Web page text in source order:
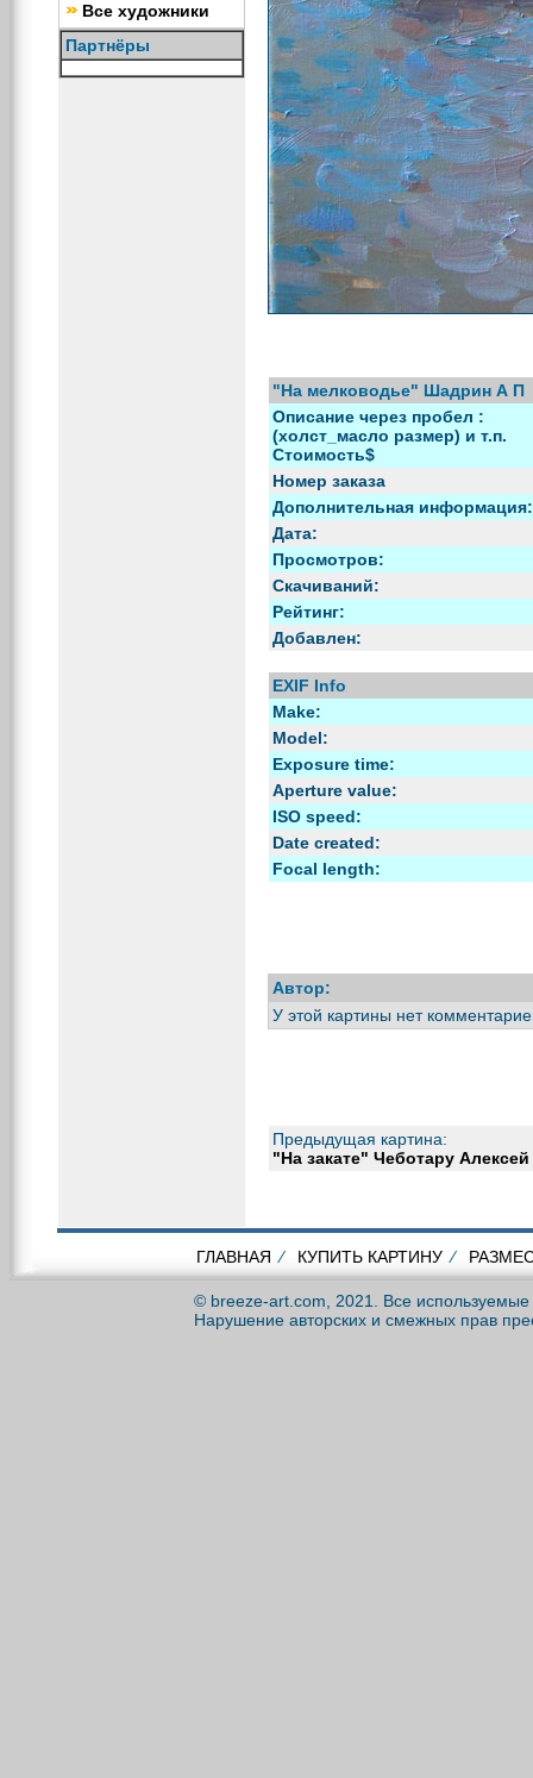
Все художники
Партнёры
"На мелководье" Шадрин А П
Описание через пробел :
(холст_масло размер) и т.п.
Стоимость$
Номер заказа
Дополнительная информация:
Дата:
Просмотров:
Скачиваний:
Рейтинг:
Добавлен:
EXIF Info
Make:
Model:
Exposure time:
Aperture value:
ISO speed:
Date created:
Focal length:
Автор:
У этой картины нет
Предыдущая картина:
"На закате" Чеботару Алексей
ГЛАВНАЯ ⁄ КУПИТЬ КАРТИНУ⁄
© breeze-art.com, 2021. Все
Нарушение авторских и смежных прав